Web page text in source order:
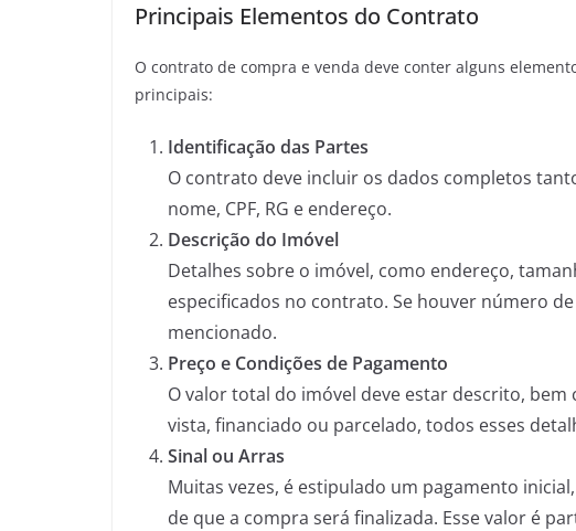
Principais Elementos do Contrato
O contrato de compra e venda deve conter alguns
principais:
Identificação das Partes
O contrato deve incluir os dados completos
nome, CPF, RG e endereço.
Descrição do Imóvel
Detalhes sobre o imóvel, como endereço,
especificados no contrato. Se houver número
mencionado.
Preço e Condições de Pagamento
O valor total do imóvel deve estar descrito,
vista, financiado ou parcelado, todos esses
Sinal ou Arras
Muitas vezes, é estipulado um pagamento
de que a compra será finalizada. Esse valor é